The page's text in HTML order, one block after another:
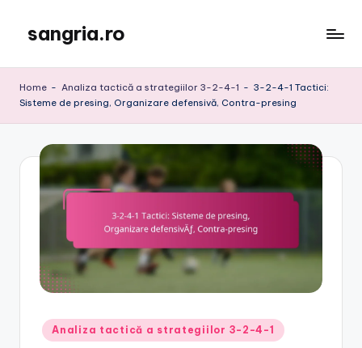
content
sangria.ro
Home - Analiza tactică a strategiilor 3-2-4-1 - 3-2-4-1 Tactici:
Sisteme de presing, Organizare defensivă, Contra-presing
Posted
in
Analiza tactică a strategiilor 3-2-4-1